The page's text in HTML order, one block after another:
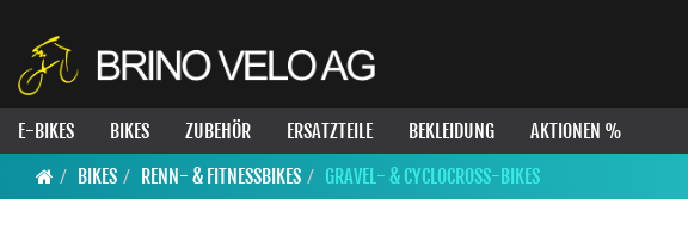
E-BIKES BIKES ZUBEHÖR ERSATZTEILE BEKLEIDUNG
AKTIONEN %
BIKES
RENN- & FITNESSBIKES GRAVEL- & CYCLOCROSS-BIKES